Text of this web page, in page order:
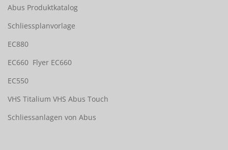
Abus Produktkatalog
Schliessplanvorlage
EC880
EC660 Flyer EC660
EC550
VHS Titalium VHS Abus Touch
Schliessanlagen von Abus